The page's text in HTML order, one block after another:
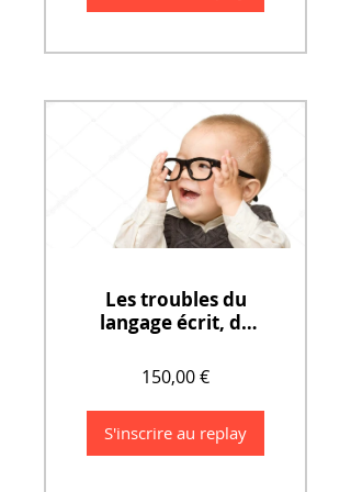
Les troubles du
langage écrit, de
diagnostic de la
dyslexie/dysorthog
raphie (1 jour)
150,00 €
S'inscrire au replay